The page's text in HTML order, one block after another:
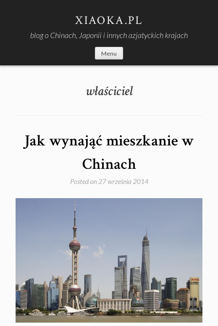
XIAOKA.PL
blog o Chinach, Japonii i innych azjatyckich krajach
Menu
właściciel
Jak wynająć mieszkanie w
Chinach
Posted on 27 września 2014